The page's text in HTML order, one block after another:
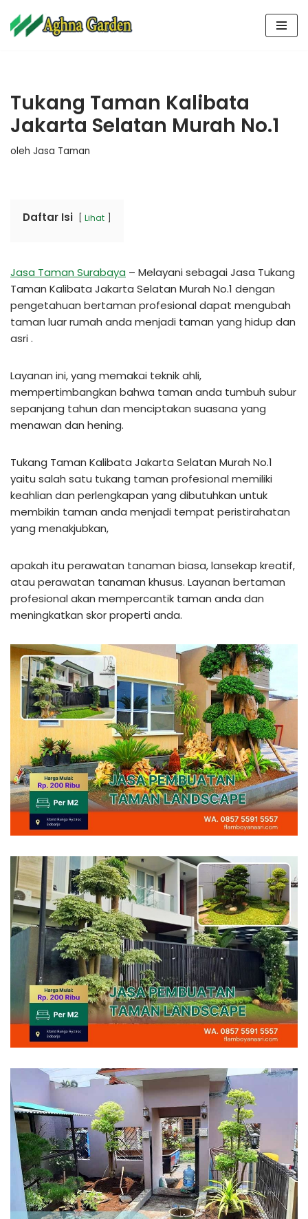
Lompat
Tukang Taman Kalibata
Jakarta Selatan Murah No.1
oleh Jasa Taman
Daftar Isi Lihat
Jasa Taman Surabaya – Melayani sebagai Jasa Tukang
Taman Kalibata Jakarta Selatan Murah No.1 dengan
pengetahuan bertaman profesional dapat mengubah
taman luar rumah anda menjadi taman yang hidup dan
asri .
Layanan ini, yang memakai teknik ahli,
mempertimbangkan bahwa taman anda tumbuh subur
sepanjang tahun dan menciptakan suasana yang
menawan dan hening.
Tukang Taman Kalibata Jakarta Selatan Murah No.1
yaitu salah satu tukang taman profesional memiliki
keahlian dan perlengkapan yang dibutuhkan untuk
membikin taman anda menjadi tempat peristirahatan
yang menakjubkan,
apakah itu perawatan tanaman biasa, lansekap kreatif,
atau perawatan tanaman khusus. Layanan bertaman
profesional akan mempercantik taman anda dan
meningkatkan skor properti anda.